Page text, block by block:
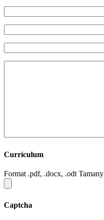
Currículum
Format .pdf, .docx, .odt
Captcha